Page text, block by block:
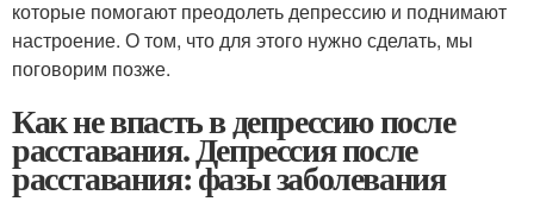
которые помогают преодолеть депрессию и поднимают
настроение. О том, что для этого нужно сделать, мы
поговорим позже.
Как не впасть в депрессию после
расставания. Депрессия после
расставания: фазы заболевания